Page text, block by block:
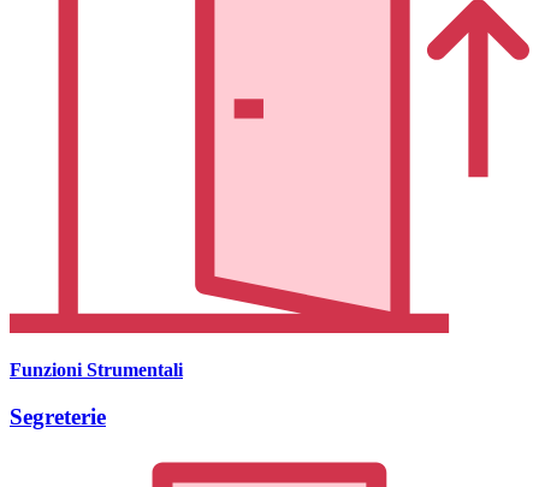
Funzioni Strumentali
Segreterie